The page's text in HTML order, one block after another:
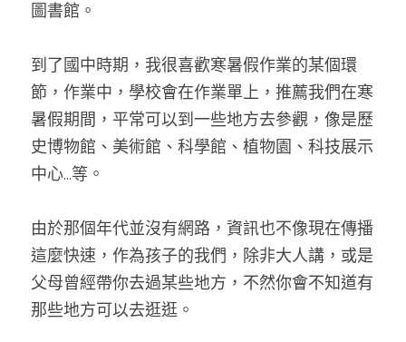
圖書館。
到了國中時期，我很喜歡寒暑假作業的某個環
節，作業中，學校會在作業單上，推薦我們在寒
暑假期間，平常可以到一些地方去參觀，像是歷
史博物館、美術館、科學館、植物園、科技展示
中心...等。
由於那個年代並沒有網路，資訊也不像現在傳播
這麼快速，作為孩子的我們，除非大人講，或是
父母曾經帶你去過某些地方，不然你會不知道有
那些地方可以去逛逛。